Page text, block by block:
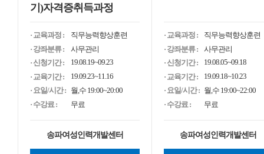
기)자격증취득과정
· 교육과정 :
직무능력향상훈련
· 강좌분류 :
사무관리
· 신청기간 :
19.08.19~09.23
· 교육기간 :
19.09.23~11.16
· 요일/시간 : 월,수 19:00~20:00
· 수강료 :
무료
송파여성인력개발센터
· 교육과정 :
직무능력향상훈련
· 강좌분류 :
사무관리
· 신청기간 :
19.08.05~09.18
· 교육기간 :
19.09.18~10.23
· 요일/시간 : 월,수 19:00~22:00
· 수강료 :
무료
송파여성인력개발센터